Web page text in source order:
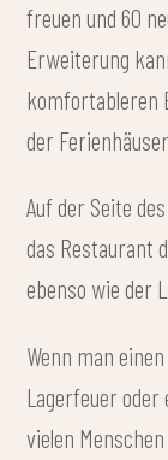
freuen und 60
Erweiterung
komfortableren
der
Auf der Seite
das Restaurant
ebenso wie der
Wenn man
Lagerfeuer oder
vielen